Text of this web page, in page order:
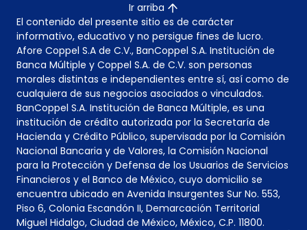
Ir arriba
El contenido del presente sitio es de carácter
informativo, educativo y no persigue fines de lucro.
Afore Coppel S.A de C.V., BanCoppel S.A. Institución de
Banca Múltiple y Coppel S.A. de C.V. son personas
morales distintas e independientes entre sí, así como de
cualquiera de sus negocios asociados o vinculados.
BanCoppel S.A. Institución de Banca Múltiple, es una
institución de crédito autorizada por la Secretaría de
Hacienda y Crédito Público, supervisada por la Comisión
Nacional Bancaria y de Valores, la Comisión Nacional
para la Protección y Defensa de los Usuarios de Servicios
Financieros y el Banco de México, cuyo domicilio se
encuentra ubicado en Avenida Insurgentes Sur No. 553,
Piso 6, Colonia Escandón II, Demarcación Territorial
Miguel Hidalgo, Ciudad de México, México, C.P. 11800.